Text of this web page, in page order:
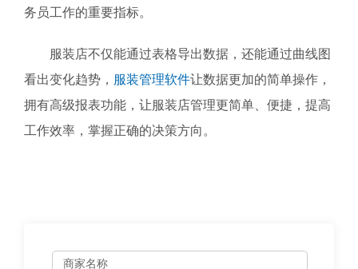
务员工作的重要指标。
服装店不仅能通过表格导出数据，还能通过曲线图
看出变化趋势， 服装管理软件让数据更加的简单操作，
拥有高级报表功能，让服装店管理更简单、便捷，提高
工作效率，掌握正确的决策方向。